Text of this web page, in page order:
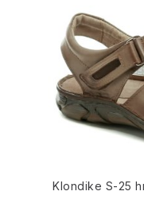
Klondike S-25